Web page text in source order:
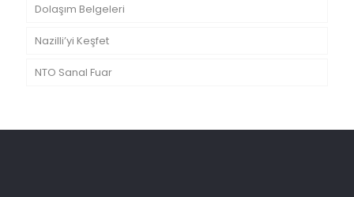
Dolaşım Belgeleri
Nazilli’yi Keşfet
NTO Sanal Fuar